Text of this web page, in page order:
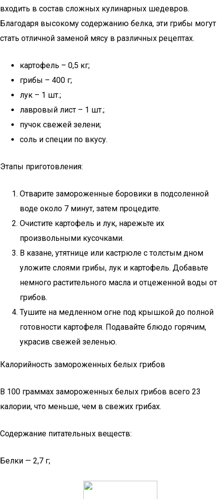
входить в состав сложных кулинарных шедевров.
Благодаря высокому содержанию белка, эти грибы могут
стать отличной заменой мясу в различных рецептах.
картофель – 0,5 кг;
грибы – 400 г;
лук – 1 шт.;
лавровый лист – 1 шт.;
пучок свежей зелени;
соль и специи по вкусу.
Этапы приготовления:
Отварите замороженные боровики в подсоленной
воде около 7 минут, затем процедите.
Очистите картофель и лук, нарежьте их
произвольными кусочками.
В казане, утятнице или кастрюле с толстым дном
уложите слоями грибы, лук и картофель. Добавьте
немного растительного масла и отцеженной воды от
грибов.
Тушите на медленном огне под крышкой до полной
готовности картофеля. Подавайте блюдо горячим,
украсив свежей зеленью.
Калорийность замороженных белых грибов
В 100 граммах замороженных белых грибов всего 23
калории, что меньше, чем в свежих грибах.
Содержание питательных веществ:
Белки — 2,7 г;